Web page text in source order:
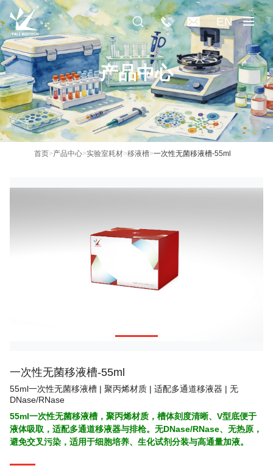
EN
产品中心
首页>产品中心>实验室耗材>移液槽>一次性无菌移液槽-55ml
一次性无菌移液槽-55ml
55ml一次性无菌移液槽 | 聚丙烯材质 | 适配多通道移液器 | 无
DNase/RNase
55ml一次性无菌移液槽，聚丙烯材质，槽体刻度清晰、V型底便于
液体吸取，适配多通道移液器与排枪。无DNase/RNase、无热原，
避免交叉污染，适用于细胞培养、生化试剂分装与高通量加液。